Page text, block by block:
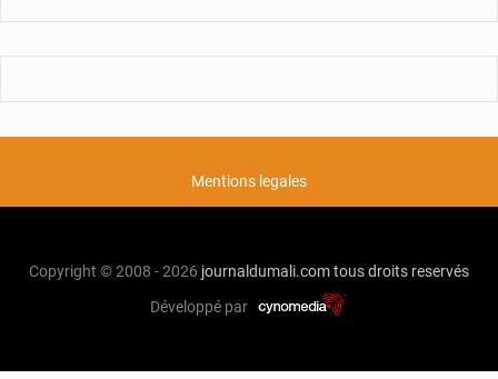
Mentions legales
Copyright © 2008 - 2026 journaldumali.comtous droits reservés
Développé par